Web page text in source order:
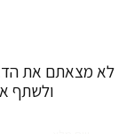
לא מצאתם את
ולשתף